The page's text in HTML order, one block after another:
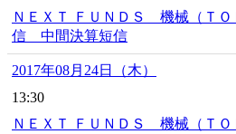
ＮＥＸＴ ＦＵＮＤＳ 機械（ＴＯ
信 中間決算短信
2017年08月24日（木）
13:30
ＮＥＸＴ ＦＵＮＤＳ 機械（ＴＯ